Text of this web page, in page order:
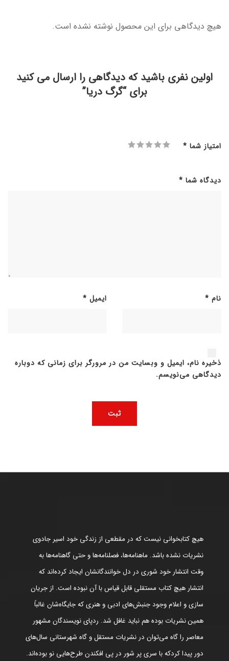
هیچ دیدگاهی برای این محصول نوشته نشده است.
اولین نفری باشید که دیدگاهی را ارسال می کنید
برای “گرگ دریا”
امتیاز شما *
دیدگاه شما *
نام * ایمیل *
ذخیره نام، ایمیل و وبسایت من در مرورگر برای زمانی که دوباره
دیدگاهی می‌نویسم.
هیچ کتابخوانی نیست که در مقطعی از زندگی خود اسیر جادوی
نشریات نشده باشد. ماهنامه‌ها، فصلنامه‌ها و حتی گاهنامه‌ها به
وقت انتشار خود شوری در دل خوانندگانشان ایجاد کرده‌اند که
انتشار هیچ کتاب مستقلی قابل قیاس با آن نبوده است. از جریان
سازی و اعلام وجود جنبش‌های ادبی و هنری که جایگاه‌شان غالباً
همین نشریات بوده هم نباید غافل شد. ردپای نویسندگان مشهور
معاصر را گاه می‌توان در نشریات مستقل و گاه شهرستانی سال‌های
دور پیدا کردکه با سری پر شور در پی افکندن طرح‌هایی نو بوده‌اند.